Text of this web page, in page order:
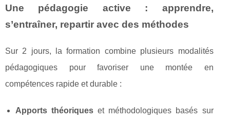
Une pédagogie active : apprendre,
s’entraîner, repartir avec des méthodes
Sur 2 jours, la formation combine plusieurs modalités
pédagogiques pour favoriser une montée en
compétences rapide et durable :
Apports théoriques et méthodologiques basés sur